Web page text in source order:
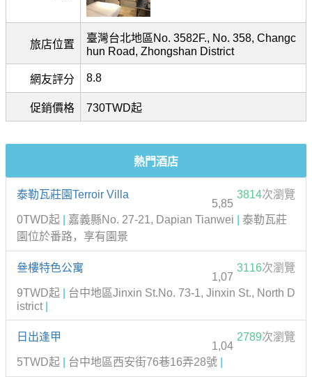
旅店位置
臺灣台北地區No. 3582F., No. 358, Changc
hun Road, Zhongshan District
網友評分 8.8
促銷價格 730TWD起
熱門酒店
泰勒瓦莊園Terroir Villa 3814次瀏覽
5,85
0TWD起
嘉義縣No. 27-21, Dapian Tianwei
泰勒瓦莊
園位於番路，享有園景
叄樓特色公寓 3116次瀏覽
1,07
9TWD起
台中地區Jinxin St.No. 73-1, Jinxin St., North D
istrict
日出逢甲 2789次瀏覽
1,04
5TWD起
台中地區西安街76巷16弄28號